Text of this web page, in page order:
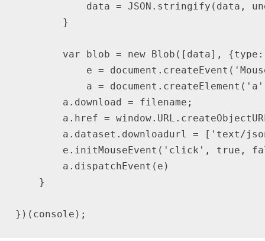
data = JSON.stringify(data,
        }
var blob = new Blob([data],
e =
a =
        a.download = filename;
a.href =
a.dataset.downloadurl = ['text/
e.initMouseEvent('click', true,
        a.dispatchEvent(e)
    }
})(console);